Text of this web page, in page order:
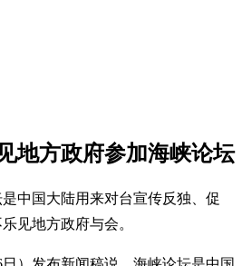
地方政府参加海峡论坛
中国大陆用来对台宣传反独、促
见地方政府与会。